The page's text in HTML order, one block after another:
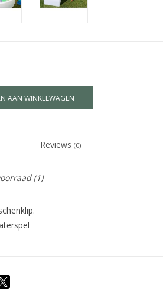
AAN WINKELWAGEN
Reviews (0)
(1)
is afhankelijk van de voorraad